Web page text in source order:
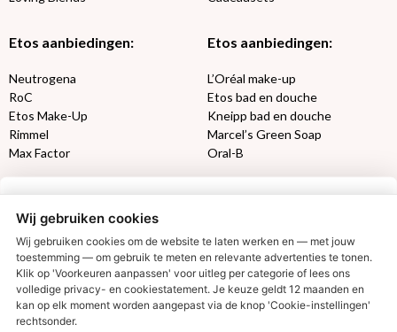
Etos aanbiedingen:
Neutrogena
RoC
Etos Make-Up
Rimmel
Max Factor
Etos aanbiedingen:
L’Oréal make-up
Etos bad en douche
Kneipp bad en douche
Marcel’s Green Soap
Oral-B
Etos aanbiedingen:
Aussie
Gillette
Gezichtsverzorging
Wella
Syoss
DETOXEN
Always
Libresse
Gliss Kur
Etos maandlenzen
Etos billendoekjes
Wij gebruiken cookies
Wij gebruiken cookies om de website te laten werken en — met jouw
toestemming — om gebruik te meten en relevante advertenties te tonen.
Klik op 'Voorkeuren aanpassen' voor uitleg per categorie of lees ons
volledige privacy- en cookiestatement. Je keuze geldt 12 maanden en
kan op elk moment worden aangepast via de knop 'Cookie-instellingen'
rechtsonder.€2,50 korting?